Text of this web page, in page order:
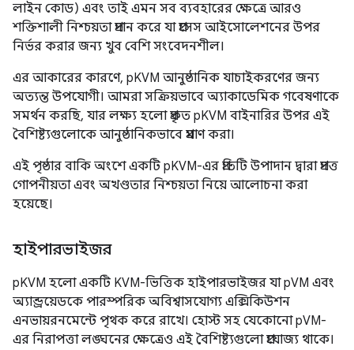
লাইন কোড) এবং তাই এমন সব ব্যবহারের ক্ষেত্রে আরও
শক্তিশালী নিশ্চয়তা প্রদান করে যা প্রসেস আইসোলেশনের উপর
নির্ভর করার জন্য খুব বেশি সংবেদনশীল।
এর আকারের কারণে, pKVM আনুষ্ঠানিক যাচাইকরণের জন্য
অত্যন্ত উপযোগী। আমরা সক্রিয়ভাবে অ্যাকাডেমিক গবেষণাকে
সমর্থন করছি, যার লক্ষ্য হলো প্রকৃত pKVM বাইনারির উপর এই
বৈশিষ্ট্যগুলোকে আনুষ্ঠানিকভাবে প্রমাণ করা।
এই পৃষ্ঠার বাকি অংশে একটি pKVM-এর প্রতিটি উপাদান দ্বারা প্রদত্ত
গোপনীয়তা এবং অখণ্ডতার নিশ্চয়তা নিয়ে আলোচনা করা
হয়েছে।
হাইপারভাইজর
pKVM হলো একটি KVM-ভিত্তিক হাইপারভাইজর যা pVM এবং
অ্যান্ড্রয়েডকে পারস্পরিক অবিশ্বাসযোগ্য এক্সিকিউশন
এনভায়রনমেন্টে পৃথক করে রাখে। হোস্ট সহ যেকোনো pVM-
এর নিরাপত্তা লঙ্ঘনের ক্ষেত্রেও এই বৈশিষ্ট্যগুলো প্রযোজ্য থাকে।